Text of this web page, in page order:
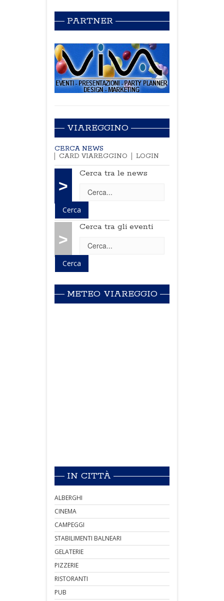
PARTNER
VIAREGGINO
CERCA NEWS
CARD VIAREGGINO
LOGIN
>
Cerca tra le news
>
Cerca tra gli eventi
METEO VIAREGGIO
IN CITTÀ
ALBERGHI
CINEMA
CAMPEGGI
STABILIMENTI BALNEARI
GELATERIE
PIZZERIE
RISTORANTI
PUB